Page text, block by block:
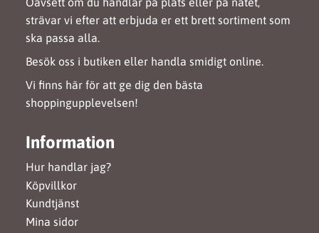
strävar vi efter att erbjuda er ett brett sortiment som
ska passa alla.
Besök oss i butiken eller handla smidigt online.
Vi finns här för att ge dig den bästa
shoppingupplevelsen!
Information
Hur handlar jag?
Köpvillkor
Kundtjänst
Mina sidor